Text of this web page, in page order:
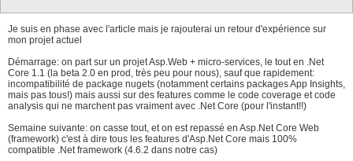
Je suis en phase avec l'article mais je rajouterai un retour d'expérience sur
mon projet actuel
Démarrage: on part sur un projet Asp.Web + micro-services, le tout en .Net
Core 1.1 (la beta 2.0 en prod, très peu pour nous), sauf que rapidement:
incompatibilité de package nugets (notamment certains packages App Insights,
mais pas tous!) mais aussi sur des features comme le code coverage et code
analysis qui ne marchent pas vraiment avec .Net Core (pour l'instant!!)
Semaine suivante: on casse tout, et on est repassé en Asp.Net Core Web
(framework) c'est à dire tous les features d'Asp.Net Core mais 100%
compatible .Net framework (4.6.2 dans notre cas)